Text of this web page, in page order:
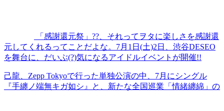
「感謝還元祭」??、それってヲタに楽しさを感謝還
元してくれるってことだよな。7月1日(土)2日、渋谷DESEO
を舞台に、だいぶ(?)気になるアイドルイベントが開催!!
己龍、Zepp Tokyoで行った単独公演の中、7月にシングル
『手纏ノ端無キガ如シ』と、新たな全国巡業「情緒纏綿」の